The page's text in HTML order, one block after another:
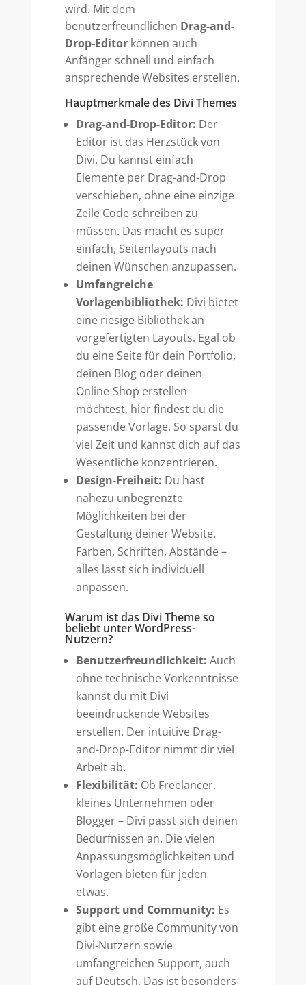
wird. Mit dem
benutzerfreundlichen Drag-and-
Drop-Editorkönnen auch
Anfänger schnell und einfach
ansprechende Websites erstellen.
Hauptmerkmale des Divi Themes
Drag-and-Drop-Editor: Der
Editor ist das Herzstück von
Divi. Du kannst einfach
Elemente per Drag-and-Drop
verschieben, ohne eine einzige
Zeile Code schreiben zu
müssen. Das macht es super
einfach, Seitenlayouts nach
deinen Wünschen anzupassen.
Umfangreiche
Vorlagenbibliothek: Divi bietet
eine riesige Bibliothek an
vorgefertigten Layouts. Egal ob
du eine Seite für dein Portfolio,
deinen Blog oder deinen
Online-Shop erstellen
möchtest, hier findest du die
passende Vorlage. So sparst du
viel Zeit und kannst dich auf das
Wesentliche konzentrieren.
Design-Freiheit: Du hast
nahezu unbegrenzte
Möglichkeiten bei der
Gestaltung deiner Website.
Farben, Schriften, Abstände –
alles lässt sich individuell
anpassen.
Warum ist das Divi Theme so
beliebt unter WordPress-
Nutzern?
Benutzerfreundlichkeit: Auch
ohne technische Vorkenntnisse
kannst du mit Divi
beeindruckende Websites
erstellen. Der intuitive Drag-
and-Drop-Editor nimmt dir viel
Arbeit ab.
Flexibilität: Ob Freelancer,
kleines Unternehmen oder
Blogger – Divi passt sich deinen
Bedürfnissen an. Die vielen
Anpassungsmöglichkeiten und
Vorlagen bieten für jeden
etwas.
Support und Community: Es
gibt eine große Community von
Divi-Nutzern sowie
umfangreichen Support, auch
auf Deutsch. Das ist besonders